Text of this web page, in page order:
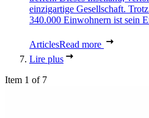
einzigartige Gesellschaft.
340.000 Einwohnern ist sein
ArticlesRead more
Lire plus
Item 1 of 7